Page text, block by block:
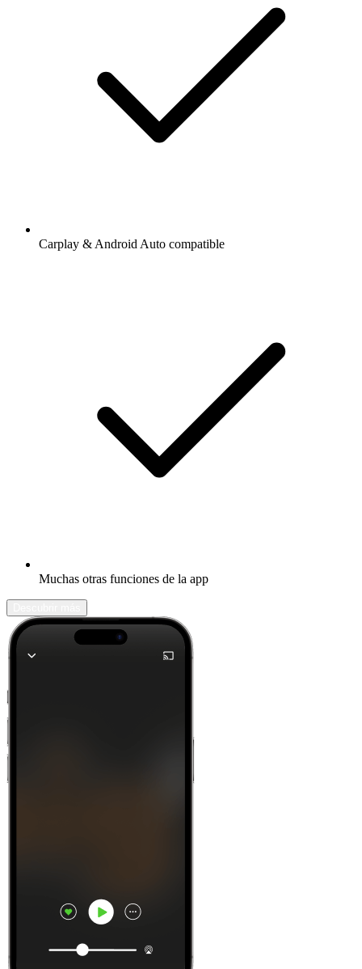
Carplay & Android Auto compatible
Muchas otras funciones de la app